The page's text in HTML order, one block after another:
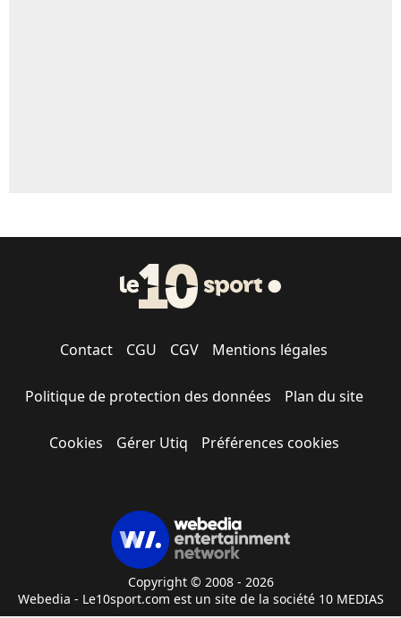
Contact CGU CGV Mentions légales
Politique de protection des données Plan du site
Cookies Gérer Utiq Préférences cookies
Copyright © 2008 - 2026
Webedia - Le10sport.com est un site de la société 10 MEDIAS